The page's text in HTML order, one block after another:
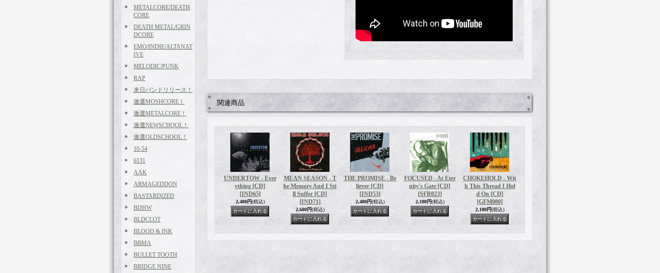
METALCORE/DEATH
CORE
DEATH METAL/GRIN
DCORE
EMO/INDIE/ALTANAT
IVE
MELODIC/PUNK
RAP
来日バンドリリース！
激選MOSHCORE！
激選METALCORE！
激選NEWSCHOOL！
激選OLDSCHOOL！
10-54
6131
AAK
ARMAGEDDON
BASTARDIZED
BDHW
BLDCLOT
BLOOD & INK
BBMA
BULLET TOOTH
BRIDGE NINE
関連商品
UNDERTOW - Ever
ything [CD]
[IND65]
2,480円(税込)
MEAN SEASON - T
he Memory And I Sti
ll Suffer [CD]
[IND71]
2,680円(税込)
THE PROMISE - Be
liever [CD]
[IND53]
2,480円(税込)
FOCUSED - At Eter
nity's Gate [CD]
[SFR023]
2,180円(税込)
CHOKEHOLD - Wit
h This Thread I Hol
d On [CD]
[GFM080]
2,180円(税込)